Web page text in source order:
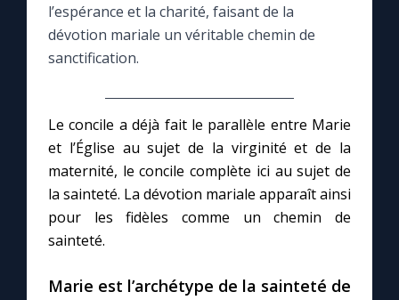
Le magazine
Questions-réponses
Prier au quotidien
Avec Thérèse de Lisieux
L'Évangile chaque jour
l’espérance et la charité, faisant de la
dévotion mariale un véritable chemin de
sanctification.
Le concile a déjà fait le parallèle entre Marie
et l’Église au sujet de la virginité et de la
maternité, le concile complète ici au sujet de
la sainteté. La dévotion mariale apparaît ainsi
pour les fidèles comme un chemin de
sainteté.
Marie est l’archétype de la sainteté de